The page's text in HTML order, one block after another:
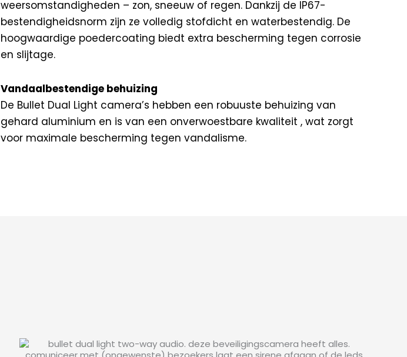
weersomstandigheden – zon, sneeuw of regen. Dankzij de IP67-
bestendigheidsnorm zijn ze volledig stofdicht en waterbestendig. De
hoogwaardige poedercoating biedt extra bescherming tegen corrosie
en slijtage.
Vandaalbestendige behuizing
De Bullet Dual Light camera’s hebben een robuuste behuizing van
gehard aluminium en is van een onverwoestbare kwaliteit , wat zorgt
voor maximale bescherming tegen vandalisme.